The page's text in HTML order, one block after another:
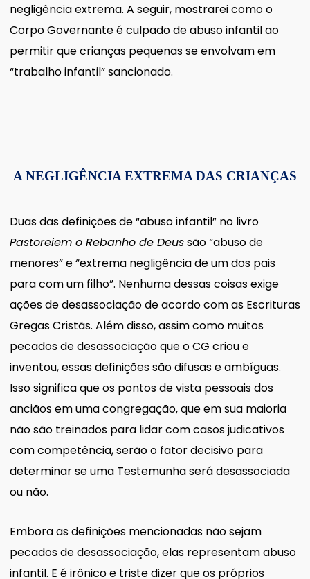
negligência extrema. A seguir, mostrarei como o
Corpo Governante é culpado de abuso infantil ao
permitir que crianças pequenas se envolvam em
“trabalho infantil” sancionado.
A NEGLIGÊNCIA EXTREMA DAS CRIANÇAS
Duas das definições de “abuso infantil” no livro
Pastoreiem o Rebanho de Deussão “abuso de
menores” e “extrema negligência de um dos pais
para com um filho”. Nenhuma dessas coisas exige
ações de desassociação de acordo com as Escrituras
Gregas Cristãs. Além disso, assim como muitos
pecados de desassociação que o CG criou e
inventou, essas definições são difusas e ambíguas.
Isso significa que os pontos de vista pessoais dos
anciãos em uma congregação, que em sua maioria
não são treinados para lidar com casos judicativos
com competência, serão o fator decisivo para
determinar se uma Testemunha será desassociada
ou não.
Embora as definições mencionadas não sejam
pecados de desassociação, elas representam abuso
infantil. E é irônico e triste dizer que os próprios